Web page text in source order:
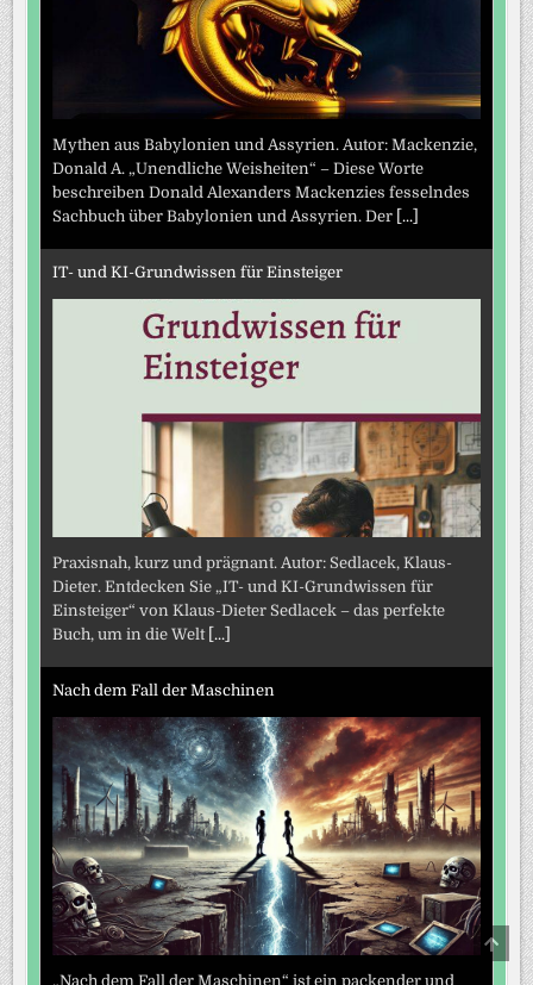
Mythen aus Babylonien und Assyrien. Autor: Mackenzie,
Donald A. „Unendliche Weisheiten“ – Diese Worte
beschreiben Donald Alexanders Mackenzies fesselndes
Sachbuch über Babylonien und Assyrien. Der [...]
IT- und KI-Grundwissen für Einsteiger
Praxisnah, kurz und prägnant. Autor: Sedlacek, Klaus-
Dieter. Entdecken Sie „IT- und KI-Grundwissen für
Einsteiger“ von Klaus-Dieter Sedlacek – das perfekte
Buch, um in die Welt [...]
Nach dem Fall der Maschinen
„Nach dem Fall der Maschinen“ ist ein packender und
TO
TOP